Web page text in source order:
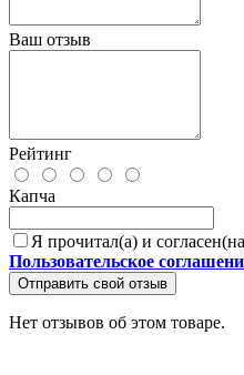
Ваш отзыв
Рейтинг
Капча
Я прочитал(а) и
Пользовательское
Отправить свой отзыв
Нет отзывов об этом товаре.